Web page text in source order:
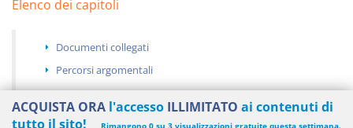
Elenco dei capitoli
Documenti collegati
Percorsi argomentali
ACQUISTA ORA l'accesso ILLIMITATO ai contenuti di
tutto il sito!
Rimangono 0 su 3 visualizzazioni gratuite questa settimana.